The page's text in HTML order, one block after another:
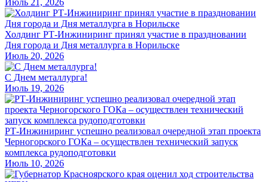
Холдинг РТ-Инжиниринг принял участие в праздновании
Дня города и Дня металлурга в Норильске
Июль 20, 2026
С Днем металлурга!
Июль 19, 2026
РТ-Инжиниринг успешно реализовал очередной этап проекта
Черногорского ГОКа – осуществлен технический запуск
комплекса рудоподготовки
Июль 10, 2026